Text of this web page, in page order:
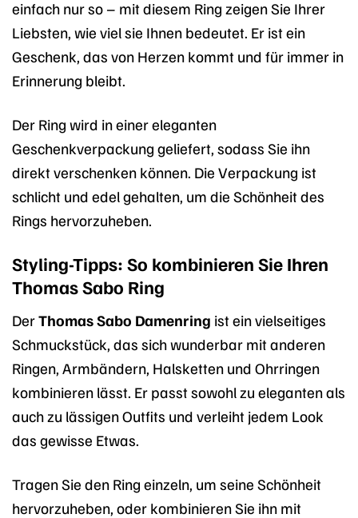
einfach nur so – mit diesem Ring zeigen Sie Ihrer
Liebsten, wie viel sie Ihnen bedeutet. Er ist ein
Geschenk, das von Herzen kommt und für immer in
Erinnerung bleibt.
Der Ring wird in einer eleganten
Geschenkverpackung geliefert, sodass Sie ihn
direkt verschenken können. Die Verpackung ist
schlicht und edel gehalten, um die Schönheit des
Rings hervorzuheben.
Styling-Tipps: So kombinieren Sie Ihren
Thomas Sabo Ring
DerThomas Sabo Damenring ist ein vielseitiges
Schmuckstück, das sich wunderbar mit anderen
Ringen, Armbändern, Halsketten und Ohrringen
kombinieren lässt. Er passt sowohl zu eleganten als
auch zu lässigen Outfits und verleiht jedem Look
das gewisse Etwas.
Tragen Sie den Ring einzeln, um seine Schönheit
hervorzuheben, oder kombinieren Sie ihn mit